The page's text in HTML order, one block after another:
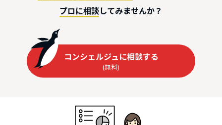
プロに相談してみませんか？
コンシェルジュに相談する
(無料)